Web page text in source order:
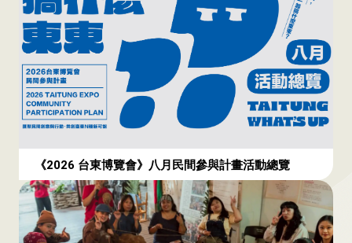
《2026 台東博覽會》八月民間參與計畫活動總覽